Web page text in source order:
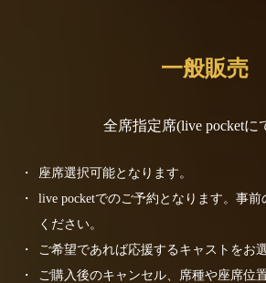
一般販売
全席指定席(live pocketに
座席選択可能となります。
live pocketでのご予約となります。事
ください。
ご希望であれば応援するキャストをお
ご購入後のキャンセル、席種や座席位